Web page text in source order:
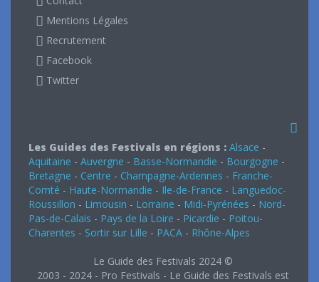
Mentions Légales
Recrutement
Facebook
Twitter
Les Guides des Festivals en régions : Alsace -
Aquitaine - Auvergne - Basse-Normandie - Bourgogne -
Bretagne - Centre - Champagne-Ardennes - Franche-
Comté - Haute-Normandie - Ile-de-France - Languedoc-
Roussillon - Limousin - Lorraine - Midi-Pyrénées - Nord-
Pas-de-Calais - Pays de la Loire - Picardie - Poitou-
Charentes - Sortir sur Lille - PACA - Rhône-Alpes
Le Guide des Festivals 2024 ©
2003 - 2024 - Pro Festivals - Le Guide des Festivals est